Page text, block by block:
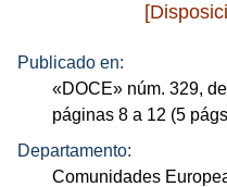
Publicado en:
«DOCE» núm. 329,
páginas 8 a 12 (5
Departamento:
Comunidades